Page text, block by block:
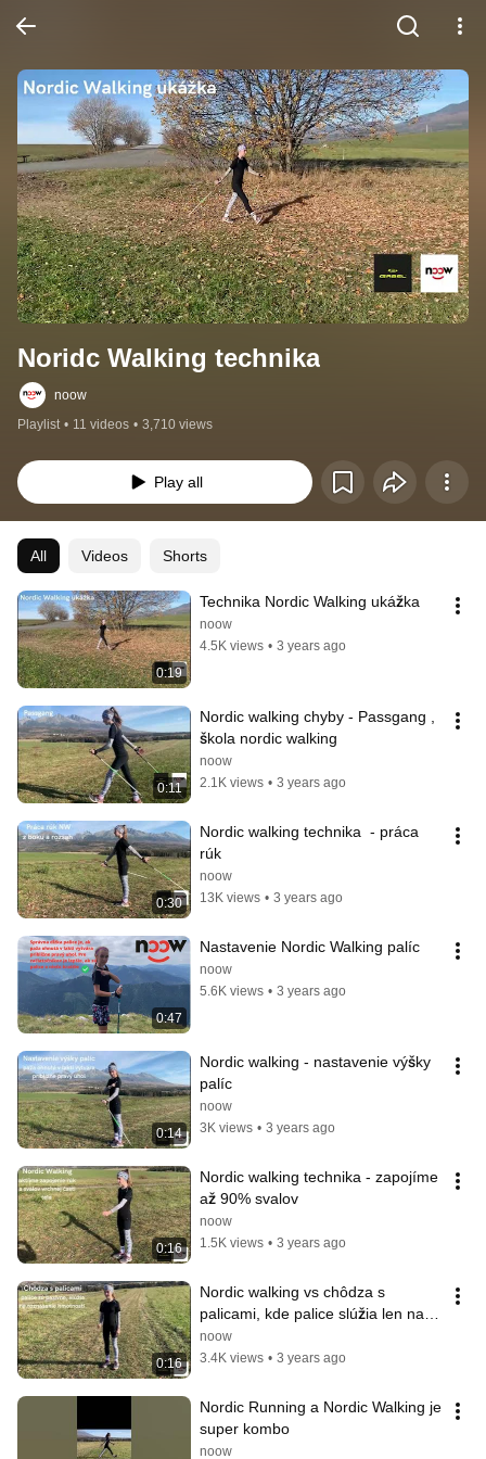
Noridc Walking technika
noow
Playlist • 11 videos • 3,710 views
Play all
All Videos Shorts
0:19
Technika Nordic Walking ukážka
noow
4.5K views • 3 years ago
0:11
Nordic walking chyby - Passgang ,
škola nordic walking
noow
2.1K views • 3 years ago
0:30
Nordic walking technika  - práca
rúk
noow
13K views • 3 years ago
0:47
Nastavenie Nordic Walking palíc
noow
5.6K views • 3 years ago
0:14
Nordic walking - nastavenie výšky
palíc
noow
3K views • 3 years ago
0:16
Nordic walking technika - zapojíme
až 90% svalov
noow
1.5K views • 3 years ago
0:16
Nordic walking vs chôdza s
palicami, kde palice slúžia len na
roznášanie hmotnosti
noow
3.4K views • 3 years ago
Nordic Running a Nordic Walking je
super kombo
noow